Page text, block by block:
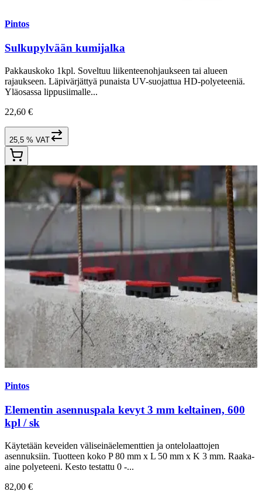
Pintos
Sulkupylvään kumijalka
Pakkauskoko 1kpl. Soveltuu liikenteenohjaukseen tai alueen
rajaukseen. Läpivärjättyä punaista UV-suojattua HD-polyeteeniä.
Yläosassa lippusiimalle...
22,60 €
25,5 % VAT
Pintos
Elementin asennuspala kevyt 3 mm keltainen, 600
kpl / sk
Käytetään keveiden väliseinäelementtien ja ontelolaattojen
asennuksiin. Tuotteen koko P 80 mm x L 50 mm x K 3 mm. Raaka-
aine polyeteeni. Kesto testattu 0 -...
82,00 €